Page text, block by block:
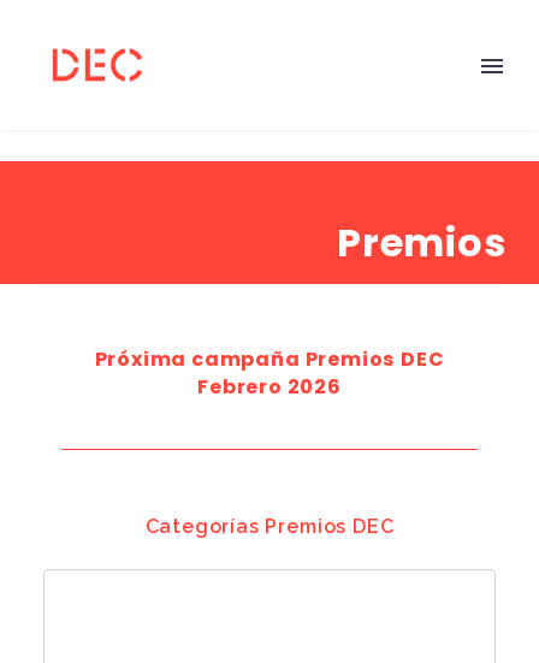
Premios
Próxima campaña Premios DEC
Febrero 2026
Categorías Premios DEC